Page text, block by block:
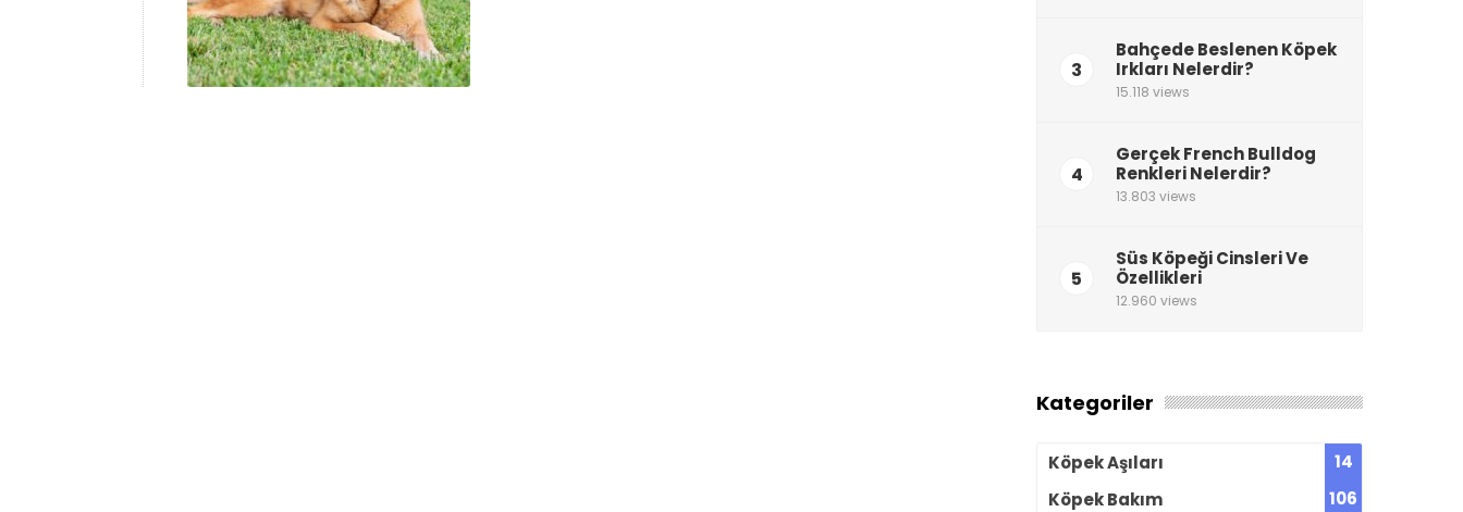
3
Bahçede Beslenen Köpek
Irkları Nelerdir?
15.118 views
4
Gerçek French Bulldog
Renkleri Nelerdir?
13.803 views
5
Süs Köpeği Cinsleri Ve
Özellikleri
12.960 views
Kategoriler
Köpek Aşıları
14
Köpek Bakım
106